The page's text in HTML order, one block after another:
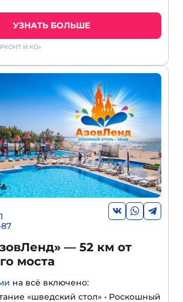
УЗНАТЬ БОЛЬШЕ
И КО»
— 52 км от
моста
на всё включено:
«шведский стол» • Роскошный